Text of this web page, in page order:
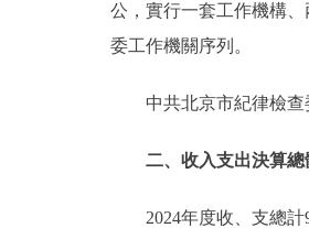
公，實行一套工作機構
委工作機關序列。
中共北京市紀律檢
二、收入支出決算總
2024年度收、支總